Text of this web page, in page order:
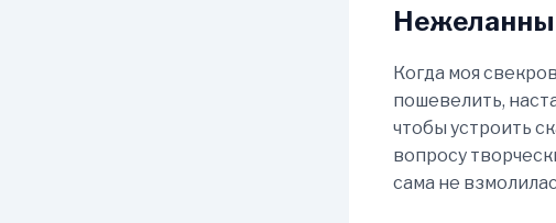
Когда моя
пошевелить,
чтобы устроить
вопросу
сама не